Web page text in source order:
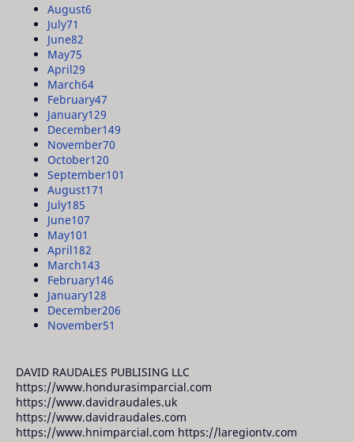
August6
July71
June82
May75
April29
March64
February47
January129
December149
November70
October120
September101
August171
July185
June107
May101
April182
March143
February146
January128
December206
November51
DAVID RAUDALES PUBLISING LLC
https://www.hondurasimparcial.com
https://www.davidraudales.uk
https://www.davidraudales.com
https://www.hnimparcial.com https://laregiontv.com